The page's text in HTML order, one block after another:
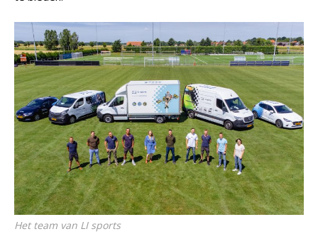
Het team van LI sports